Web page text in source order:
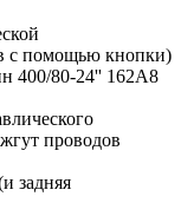
с помощью кнопки)
400/80-24'' 162A8
проводов
задняя